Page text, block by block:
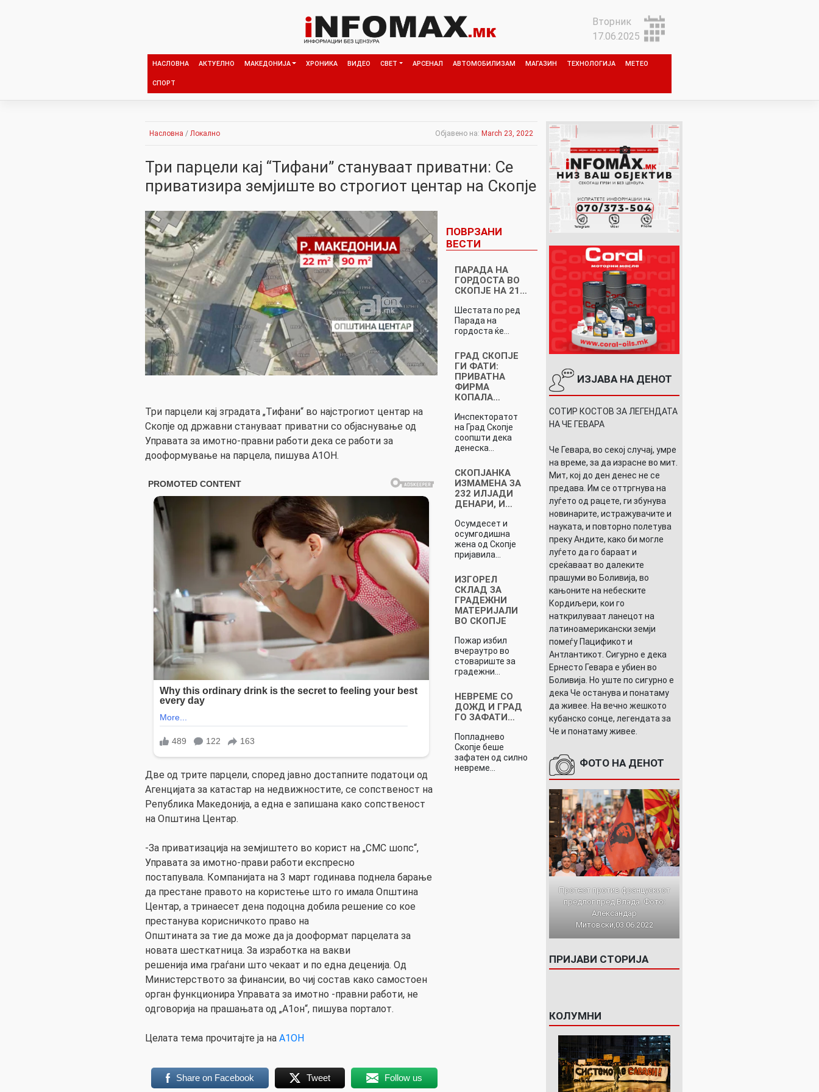
Вторник
17.06.2025
НАСЛОВНА АКТУЕЛНО МАКЕДОНИЈА ХРОНИКА ВИДЕО СВЕТ АРСЕНАЛ АВТОМОБИЛИЗАМ МАГАЗИН ТЕХНОЛОГИЈА МЕТЕО
СПОРТ
Насловна / Локално Објавено на: March 23, 2022
Три парцели кај “Тифани” стануваат приватни: Се
приватизира земјиште во строгиот центар на Скопје
Три парцели кај зградата „Тифани“ во најстрогиот центар на
Скопје од државни стануваат приватни со објаснување од
Управата за имотно-правни работи дека се работи за
дооформување на парцела, пишува А1ОН.
Две од трите парцели, според јавно достапните податоци од
Агенцијата за катастар на недвижностите, се сопственост на
Република Македонија, а една е запишана како сопственост
на Општина Центар.
-За приватизација на земјиштето во корист на „СМС шопс“,
Управата за имотно-прави работи експресно
постапувала. Компанијата на 3 март годинава поднела барање
да престане правото на користење што го имала Општина
Центар, а тринаесет дена подоцна добила решение со кое
престанува корисничкото право на
Општината за тие да може да ја дооформат парцелата за
новата шесткатница. За изработка на вакви
решенија има граѓани што чекаат и по една деценија. Од
Министерството за финансии, во чиј состав како самостоен
орган функционира Управата за имотно -правни работи, не
одговорија на прашањата од „А1он“, пишува порталот.
Целата тема прочитајте ја на А1ОН
Share on Facebook Tweet Follow us
ПОВРЗАНИ
ВЕСТИ
ПАРАДА НА
ГОРДОСТА ВО
СКОПЈЕ НА 21…
Шестата по ред
Парада на
гордоста ќе…
ГРАД СКОПЈЕ
ГИ ФАТИ:
ПРИВАТНА
ФИРМА
КОПАЛА…
Инспекторатот
на Град Скопје
соопшти дека
денеска…
СКОПЈАНКА
ИЗМАМЕНА ЗА
232 ИЛЈАДИ
ДЕНАРИ, И…
Осумдесет и
осумгодишна
жена од Скопје
пријавила…
ИЗГОРЕЛ
СКЛАД ЗА
ГРАДЕЖНИ
МАТЕРИЈАЛИ
ВО СКОПЈЕ
Пожар избил
вчераутро во
стовариште за
градежни…
НЕВРЕМЕ СО
ДОЖД И ГРАД
ГО ЗАФАТИ…
Попладнево
Скопје беше
зафатен од силно
невреме…
ИЗЈАВА НА ДЕНОТ
СОТИР КОСТОВ ЗА ЛЕГЕНДАТА
НА ЧЕ ГЕВАРА
Че Гевара, во секој случај, умре
на време, за да израсне во мит.
Мит, кој до ден денес не се
предава. Им се оттргнува на
луѓето од рацете, ги збунува
новинарите, истражувачите и
науката, и повторно полетува
преку Андите, како би могле
луѓето да го бараат и
среќаваат во далеките
прашуми во Боливија, во
кањоните на небеските
Кордиљери, кои го
наткрилуваат ланецот на
латиноамерикански земји
помеѓу Пацификот и
Антлантикот. Сигурно е дека
Ернесто Гевара е убиен во
Боливија. Но уште по сигурно е
дека Че останува и понатаму
да живее. На вечно жешкото
кубанско сонце, легендата за
Че и понатаму живее.
ФОТО НА ДЕНОТ
Протест против францускиот
предлог пред Влада. Фото:
Александар
Митовски,03.06.2022
ПРИЈАВИ СТОРИЈА
КОЛУМНИ